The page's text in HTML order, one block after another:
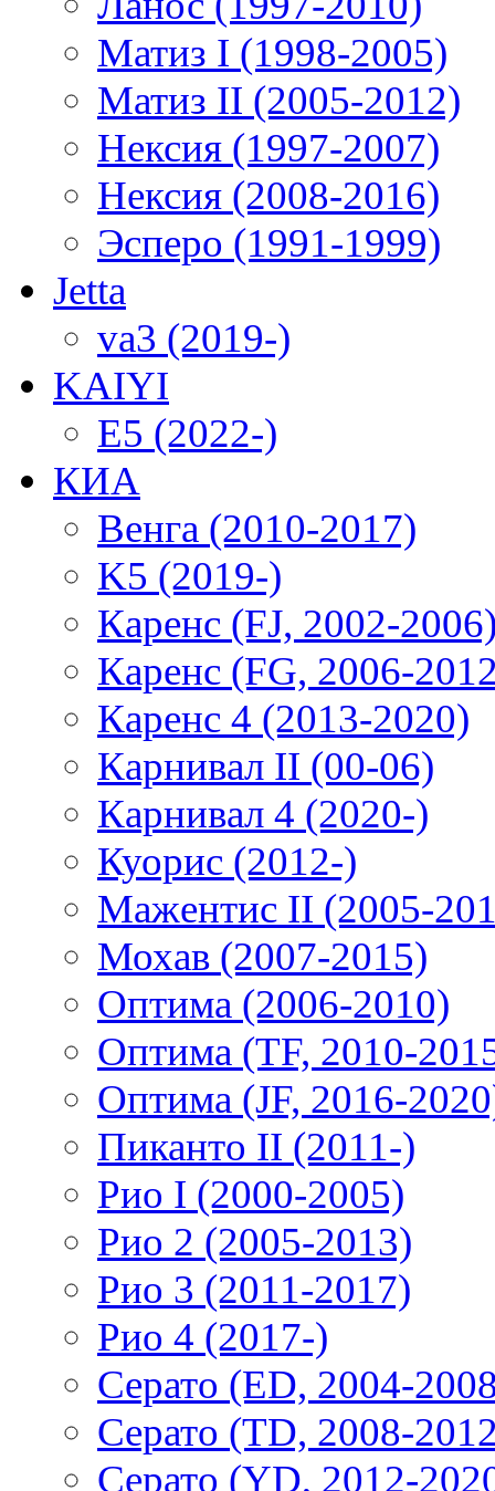
Матиз I (1998-2005)
Матиз II (2005-2012)
Нексия (1997-2007)
Нексия (2008-2016)
Эсперо (1991-1999)
Jetta
va3 (2019-)
KAIYI
E5 (2022-)
КИА
Венга (2010-2017)
K5 (2019-)
Каренс (FJ, 2002-
Каренс (FG, 2006-
Каренс 4 (2013-2020)
Карнивал II (00-06)
Карнивал 4 (2020-)
Куорис (2012-)
Мажентис II (2005-
Мохав (2007-2015)
Оптима (2006-2010)
Оптима (TF, 2010-
Оптима (JF, 2016-
Пиканто II (2011-)
Рио I (2000-2005)
Рио 2 (2005-2013)
Рио 3 (2011-2017)
Рио 4 (2017-)
Серато (ED, 2004-
Серато (TD, 2008-
Серато (YD, 2012-